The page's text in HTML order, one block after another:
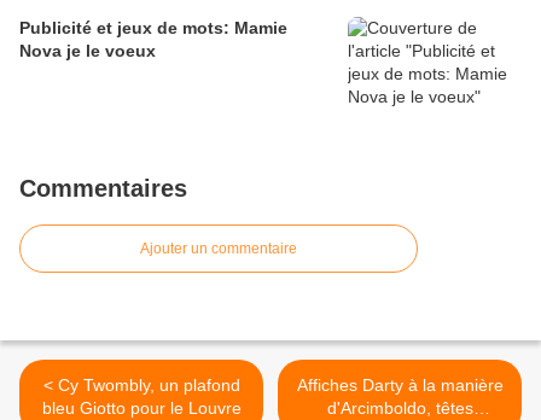
Publicité et jeux de mots: Mamie
Nova je le voeux
Commentaires
Ajouter un commentaire
< Cy Twombly, un plafond
bleu Giotto pour le Louvre
Affiches Darty à la manière
d'Arcimboldo, têtes